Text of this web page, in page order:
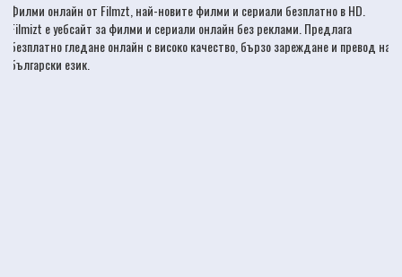
Филми онлайн от Filmzt, най-новитефилми и сериали безплатно в HD.
Filmizt е уебсайт за филми и сериали онлайн без реклами. Предлага
безплатно гледане онлайн с високо качество, бързо зареждане и превод на
български език.